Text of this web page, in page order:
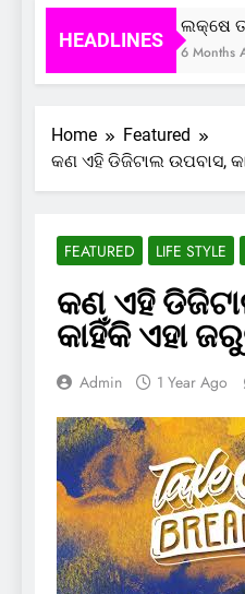
HEADLINES
ଲକ୍ଷେ
6 Months Ago
Home
Featured
କଣ ଏହି ଡିଜିଟାଲ ଉପବାସ,
FEATURED LIFE STYLE
କଣ ଏହି
କାହିଁକି ଏହା
Admin 1 Year Ago